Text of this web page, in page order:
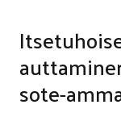
sote-